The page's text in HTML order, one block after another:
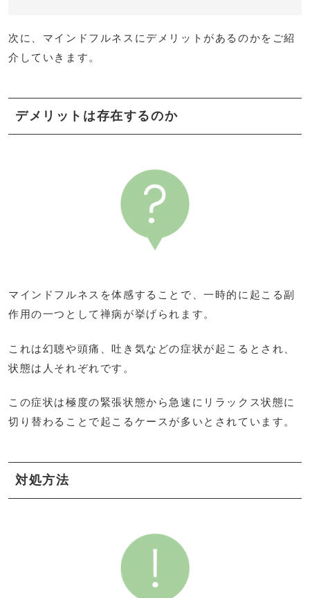
次に、マインドフルネスにデメリットがあるのかをご紹
介していきます。
デメリットは存在するのか
マインドフルネスを体感することで、一時的に起こる副
作用の一つとして禅病が挙げられます。
これは幻聴や頭痛、吐き気などの症状が起こるとされ、
状態は人それぞれです。
この症状は極度の緊張状態から急速にリラックス状態に
切り替わることで起こるケースが多いとされています。
対処方法